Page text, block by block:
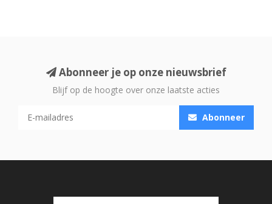
Abonneer je op onze nieuwsbrief
Blijf op de hoogte over onze laatste acties
Abonneer